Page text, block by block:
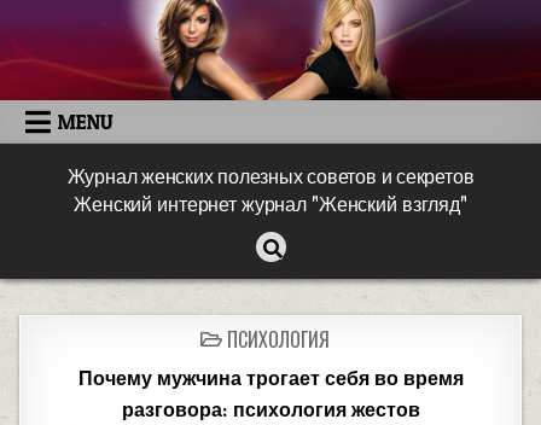
MENU
Журнал женских полезных советов и секретов
Женский интернет журнал "Женский взгляд"
ПСИХОЛОГИЯ
Почему мужчина трогает себя во время
разговора: психология жестов